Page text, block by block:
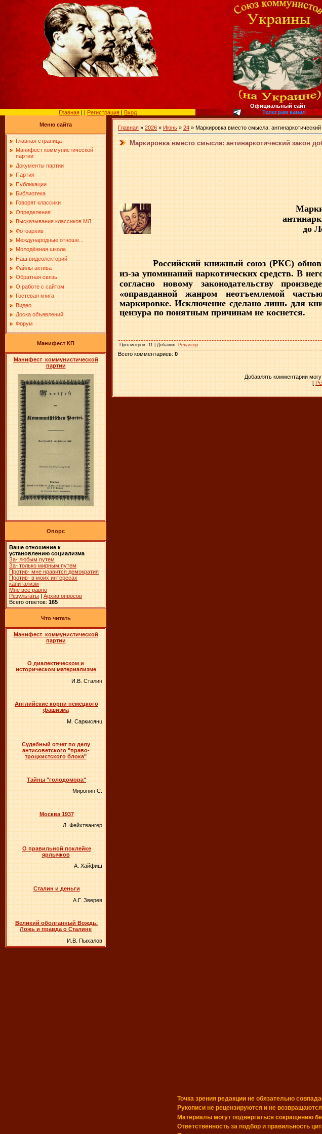
Официальный сайт
Главная | | Регистрация | Вход Телеграм канал
Меню сайта
Главная страница
Манифест коммунистической
партии
Документы партии
Партия
Публикации
Библиотека
Говорят классики
Определения
Высказывания классиков МЛ.
Фотоархив
Международные отноше...
Молодёжная школа
Наш видеолекторий
Файлы актива
Обратная связь
О работе с сайтом
Гостевая книга
Видео
Доска объявлений
Форум
Манифест КП
Манифест коммунистической
партии
Опорс
Ваше отношение к
установлению социализма
За- любым путем
За- только мирным путем
Против- мне нравится демократия
Против- в моих интересах
капитализм
Мне все равно
Результаты | Архив опросов
Всего ответов: 165
Что читать
Манифест коммунистической
партии
О диалектическом и
историческом материализме
И.В. Сталин
Английские корни немецкого
фашизма
М. Саркисянц
Судебный отчет по делу
антисоветского "право-
троцкистского блока"
Тайны "голодомора"
Миронин С.
Москва 1937
Л. Фейхтвангер
О правильной поклейке
ярлычков
А. Хайфиш
Сталин и деньги
А.Г. Зверев
Великий оболганный Вождь.
Ложь и правда о Сталине
И.В. Пыхалов
Главная » 2026 » Июнь » 24 » Маркировка вместо смысла:
Маркировка вместо смысла: антинаркотический закон
до
Российский книжный союз (РКС)
из-за упоминаний наркотических средств. В
согласно новому законодательству
«оправданной жанром неотъемлемой
маркировке. Исключение сделано лишь для
цензура по понятным причинам не коснется.
Просмотров: 11 | Добавил: Редактор
Всего комментариев: 0
Добавлять комментарии
[
Точка зрения редакции не обязательно
Рукописи не рецензируются и не
Материалы могут подвергаться сокращению
Ответственность за подбор и правильность